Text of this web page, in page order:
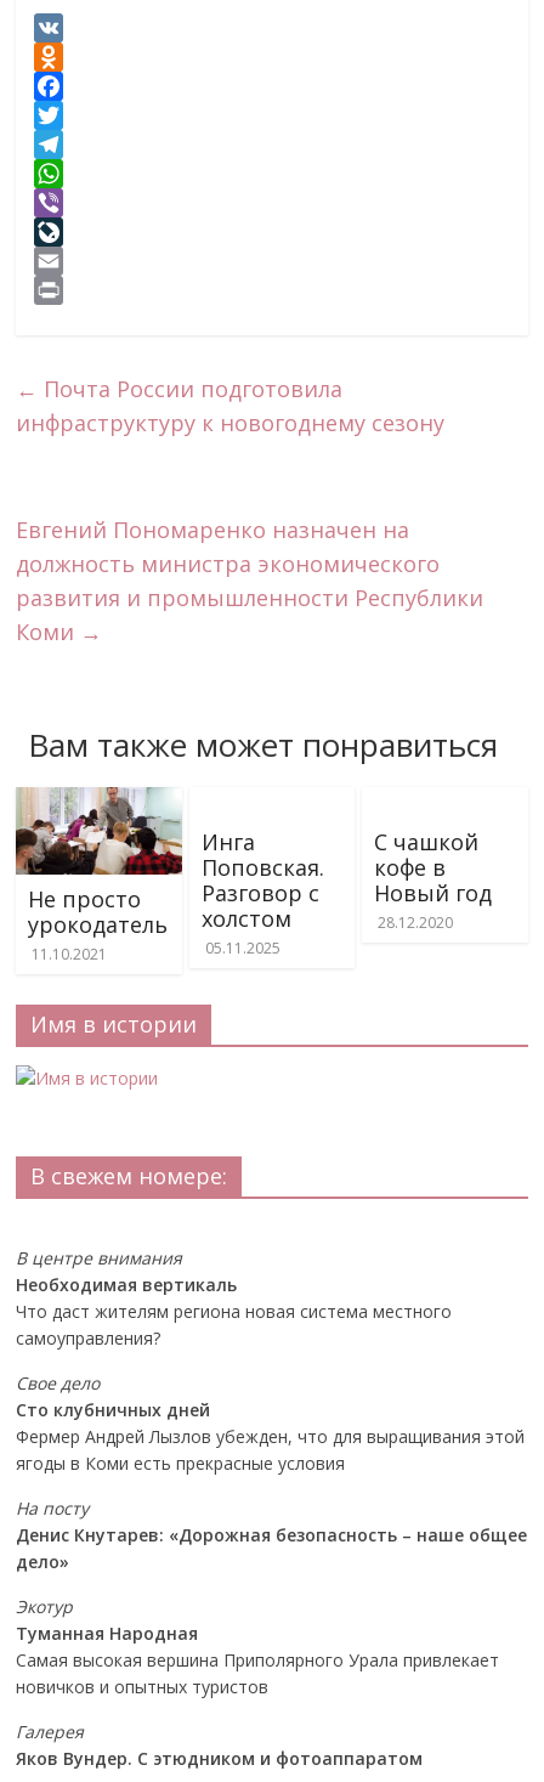
V
K
O
d
n
o
k
l
a
s
i
F
a
c
e
b
o
o
T
w
i
t
t
e
T
e
l
e
g
m
W
h
a
t
p
V
i
b
L
i
u
a
l
E
t
← Почта России подготовила
инфраструктуру к новогоднему сезону
Евгений Пономаренко назначен на
должность министра экономического
развития и промышленности Республики
Коми →
Вам также может понравиться
Не просто
урокодатель
11.10.2021
Инга
Поповская.
Разговор с
холстом
05.11.2025
С чашкой
кофе в
Новый год
28.12.2020
Имя в истории
В свежем номере:
В центре внимания
Необходимая вертикаль
Что даст жителям региона новая система местного
самоуправления?
Свое дело
Сто клубничных дней
Фермер Андрей Лызлов убежден, что для выращивания этой
ягоды в Коми есть прекрасные условия
На посту
Денис Кнутарев: «Дорожная безопасность – наше общее
дело»
Экотур
Туманная Народная
Самая высокая вершина Приполярного Урала привлекает
новичков и опытных туристов
Галерея
Яков Вундер. С этюдником и фотоаппаратом